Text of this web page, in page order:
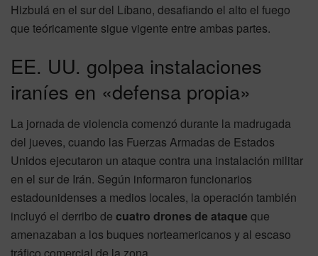
Hizbulá en el sur del Líbano, desafiando el alto el fuego
que teóricamente sigue vigente entre ambas partes.
EE. UU. golpea instalaciones
iraníes en «defensa propia»
La jornada de violencia comenzó durante la madrugada
del jueves, cuando las Fuerzas Armadas de Estados
Unidos ejecutaron un ataque contra una instalación militar
en el sur de Irán. Según informaron funcionarios
estadounidenses a medios locales, la operación también
incluyó el derribo de cuatro drones de ataque que
amenazaban a los buques norteamericanos y al escaso